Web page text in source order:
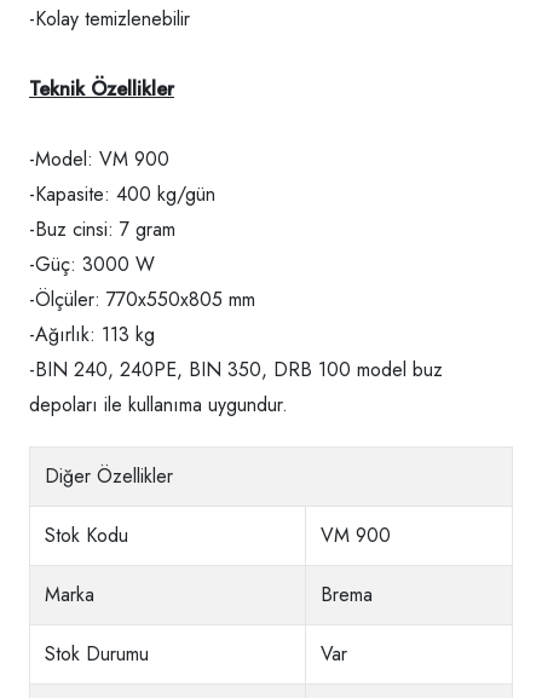
-Kolay temizlenebilir
Teknik Özellikler
-Model: VM 900
-Kapasite: 400 kg/gün
-Buz cinsi: 7 gram
-Güç: 3000 W
-Ölçüler: 770x550x805 mm
-Ağırlık: 113 kg
-BIN 240, 240PE, BIN 350, DRB 100 model buz
depoları ile kullanıma uygundur.
Diğer Özellikler
Stok Kodu VM 900
Marka Brema
Stok Durumu Var